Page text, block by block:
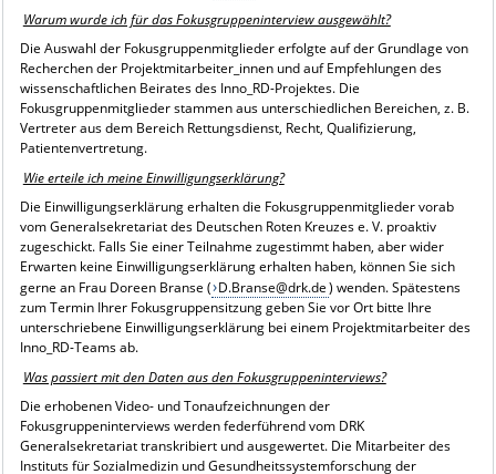
Warum wurde ich für das Fokusgruppeninterview ausgewählt?
Die Auswahl der Fokusgruppenmitglieder erfolgte auf der Grundlage von
Recherchen der Projektmitarbeiter_innen und auf Empfehlungen des
wissenschaftlichen Beirates des Inno_RD-Projektes. Die
Fokusgruppenmitglieder stammen aus unterschiedlichen Bereichen, z. B.
Vertreter aus dem Bereich Rettungsdienst, Recht, Qualifizierung,
Patientenvertretung.
Wie erteile ich meine Einwilligungserklärung?
Die Einwilligungserklärung erhalten die Fokusgruppenmitglieder vorab
vom Generalsekretariat des Deutschen Roten Kreuzes e. V. proaktiv
zugeschickt. Falls Sie einer Teilnahme zugestimmt haben, aber wider
Erwarten keine Einwilligungserklärung erhalten haben, können Sie sich
gerne an Frau Doreen Branse ( D.Branse@drk.de) wenden. Spätestens
zum Termin Ihrer Fokusgruppensitzung geben Sie vor Ort bitte Ihre
unterschriebene Einwilligungserklärung bei einem Projektmitarbeiter des
Inno_RD-Teams ab.
Was passiert mit den Daten aus den Fokusgruppeninterviews?
Die erhobenen Video- und Tonaufzeichnungen der
Fokusgruppeninterviews werden federführend vom DRK
Generalsekretariat transkribiert und ausgewertet. Die Mitarbeiter des
Instituts für Sozialmedizin und Gesundheitssystemforschung der